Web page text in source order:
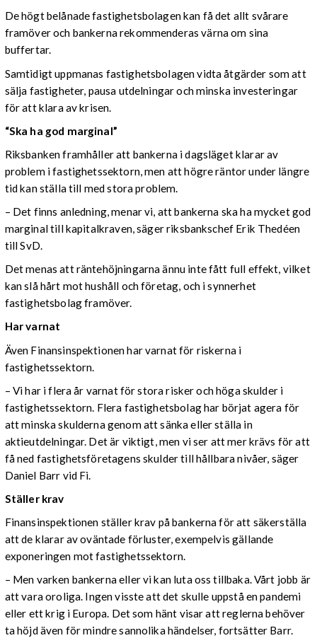
De högt belånade fastighetsbolagen kan få det allt svårare
framöver och bankerna rekommenderas värna om sina
buffertar.
Samtidigt uppmanas fastighetsbolagen vidta åtgärder som att
sälja fastigheter, pausa utdelningar och minska investeringar
för att klara av krisen.
“Ska ha god marginal”
Riksbanken framhåller att bankerna i dagsläget klarar av
problem i fastighetssektorn, men att högre räntor under längre
tid kan ställa till med stora problem.
– Det finns anledning, menar vi, att bankerna ska ha mycket god
marginal till kapitalkraven, säger riksbankschef Erik Thedéen
till SvD.
Det menas att räntehöjningarna ännu inte fått full effekt, vilket
kan slå hårt mot hushåll och företag, och i synnerhet
fastighetsbolag framöver.
Har varnat
Även Finansinspektionen har varnat för riskerna i
fastighetssektorn.
– Vi har i flera år varnat för stora risker och höga skulder i
fastighetssektorn. Flera fastighetsbolag har börjat agera för
att minska skulderna genom att sänka eller ställa in
aktieutdelningar. Det är viktigt, men vi ser att mer krävs för att
få ned fastighetsföretagens skulder till hållbara nivåer, säger
Daniel Barr vid Fi.
Ställer krav
Finansinspektionen ställer krav på bankerna för att säkerställa
att de klarar av oväntade förluster, exempelvis gällande
exponeringen mot fastighetssektorn.
– Men varken bankerna eller vi kan luta oss tillbaka. Vårt jobb är
att vara oroliga. Ingen visste att det skulle uppstå en pandemi
eller ett krig i Europa. Det som hänt visar att reglerna behöver
ta höjd även för mindre sannolika händelser, fortsätter Barr.